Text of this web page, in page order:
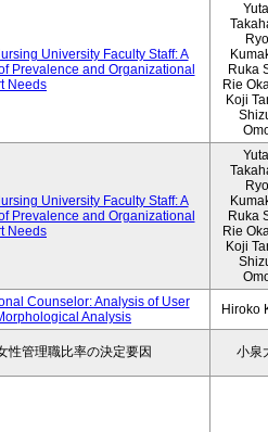
University Faculty Staff: A
Prevalence and Organizational
Needs
Ruka
Rie
Koji
University Faculty Staff: A
Prevalence and Organizational
Needs
Ruka
Rie
Koji
Counselor: Analysis of User
Analysis
Hiroko
性管理職比率の決定要因 小泉